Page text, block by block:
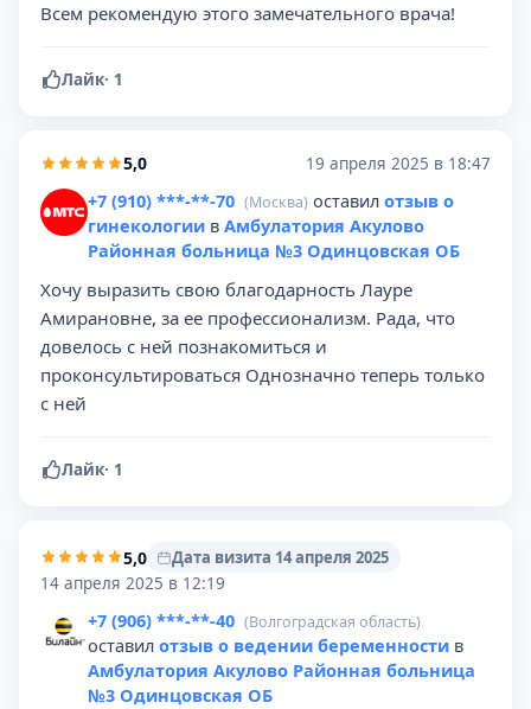
Всем рекомендую этого замечательного врача!
Лайк· 1
5,0 19 апреля 2025 в 18:47
+7 (910) ***-**-70 (Москва) оставил отзыв о
гинекологии в Амбулатория Акулово
Районная больница №3 Одинцовская ОБ
Хочу выразить свою благодарность Лауре
Амирановне, за ее профессионализм. Рада, что
довелось с ней познакомиться и
проконсультироваться Однозначно теперь только
с ней
Лайк· 1
5,0
Дата визита 14 апреля 2025
14 апреля 2025 в 12:19
+7 (906) ***-**-40 (Волгоградская область)
оставил отзыв о ведении беременности в
Амбулатория Акулово Районная больница
№3 Одинцовская ОБ